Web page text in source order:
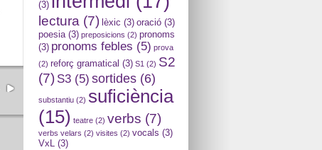
(3)
lectura(7) lèxic (3) oració(3)
poesia(3) preposicions (2) pronoms
(3) pronoms febles (5) prova
(2) reforç gramatical (3) S1(2) S2
(7) S3(5) sortides(6)
substantiu(2) suficiència
(15) teatre(2) verbs (7)
verbs velars (2) visites (2) vocals (3)
VxL(3)